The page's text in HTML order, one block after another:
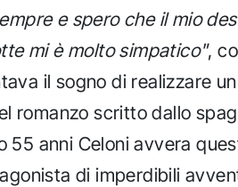
e spero che il mio
mi è molto simpatico",
il sogno di realizzare
romanzo scritto dallo
55 anni Celoni avvera
di imperdibili